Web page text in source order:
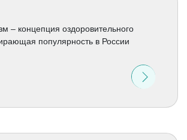
– концепция оздоровительного
популярность в России